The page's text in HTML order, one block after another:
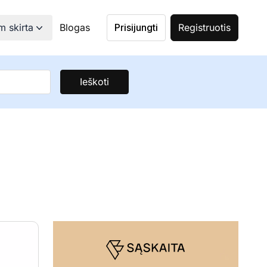
skirta Blogas Prisijungti Registruotis
Ieškoti